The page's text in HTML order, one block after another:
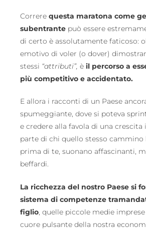
Correrequesta maratona come
subentrante può essere
di certo è assolutamente faticoso:
emotivo di voler (o dover)
stessi “attributi”, èil percorso a
più competitivo e accidentato.
E allora i racconti di un Paese
spumeggiante, dove si poteva
e credere alla favola di una crescita
parte di chi quello stesso
prima di te, suonano affascinanti,
beffardi.
La ricchezza del nostro Paese si
sistema di competenze
figlio , quelle piccole medie
cuore pulsante della nostra